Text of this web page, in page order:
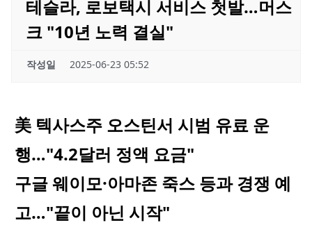
테슬라, 로보택시 서비스 첫발…머스
크 "10년 노력 결실"
작성일 2025-06-23 05:52
美 텍사스주 오스틴서 시범 유료 운
행…"4.2달러 정액 요금"
구글 웨이모·아마존 죽스 등과 경쟁 예
고…"끝이 아닌 시작"